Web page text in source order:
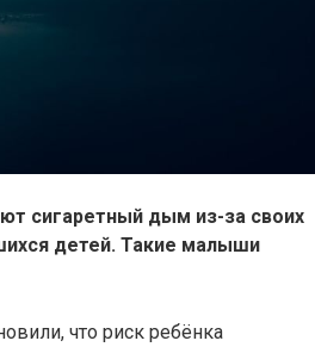
сигаретный дым из-за своих
детей. Такие малыши
что риск ребёнка